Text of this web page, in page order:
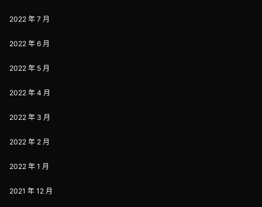
2022 年 7 月
2022 年 6 月
2022 年 5 月
2022 年 4 月
2022 年 3 月
2022 年 2 月
2022 年 1 月
2021 年 12 月